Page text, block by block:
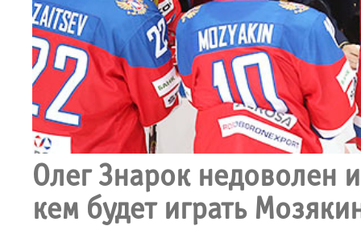
Олег Знарок недоволен
кем будет играть